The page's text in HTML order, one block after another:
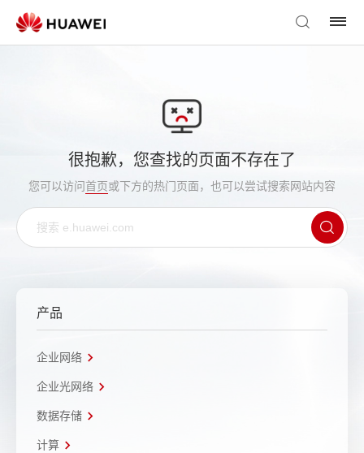
很抱歉，您查找的页面不存在了
您可以访问首页或下方的热门页面，也可以尝试搜索网站内容
产品
企业网络
企业光网络
数据存储
计算